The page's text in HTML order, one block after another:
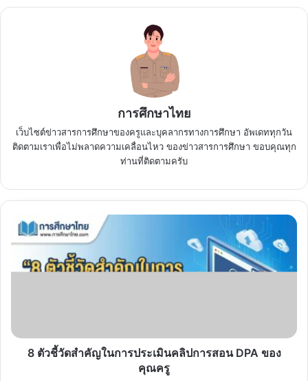
การศึกษาไทย
เว็บไซต์ข่าวสารการศึกษาของครูและบุคลากรทางการศึกษา อัพเดททุกวัน
ติดตามเราเพื่อไม่พลาดความเคลื่อนไหว ของข่าวสารการศึกษา ขอบคุณทุก
ท่านที่ติดตามครับ
ตัว
คลิป
8 ตัวชี้วัดสำคัญในการประเมินคลิปการสอน DPA ของ
คุณครู